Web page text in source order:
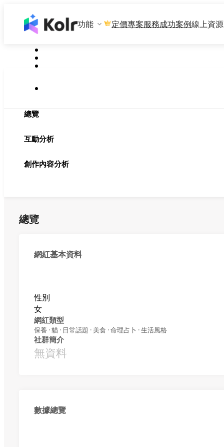
功能 定價專案服務成功案例線上資源
總覽
互動分析
創作內容分析
總覽
網紅基本資料
性別
女
網紅類型
保養 · 貓 · 日常話題 · 美食 · 命理占卜 · 生活風格
社群簡介
無資料
數據總覽